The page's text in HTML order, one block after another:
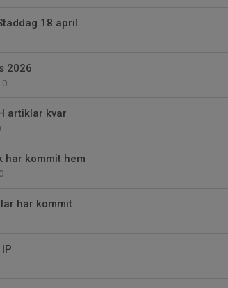
18 april
2026
0
artiklar kvar
har kommit hem
0
har kommit